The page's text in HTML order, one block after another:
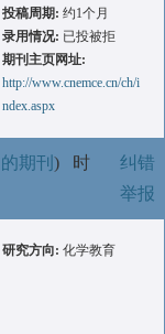
投稿周期: 约1个月
录用情况: 已投被拒
期刊主页网址:
http://www.cnemce.cn/ch/i
ndex.aspx
期刊 ) 时
纠错
举报
研究方向: 化学教育